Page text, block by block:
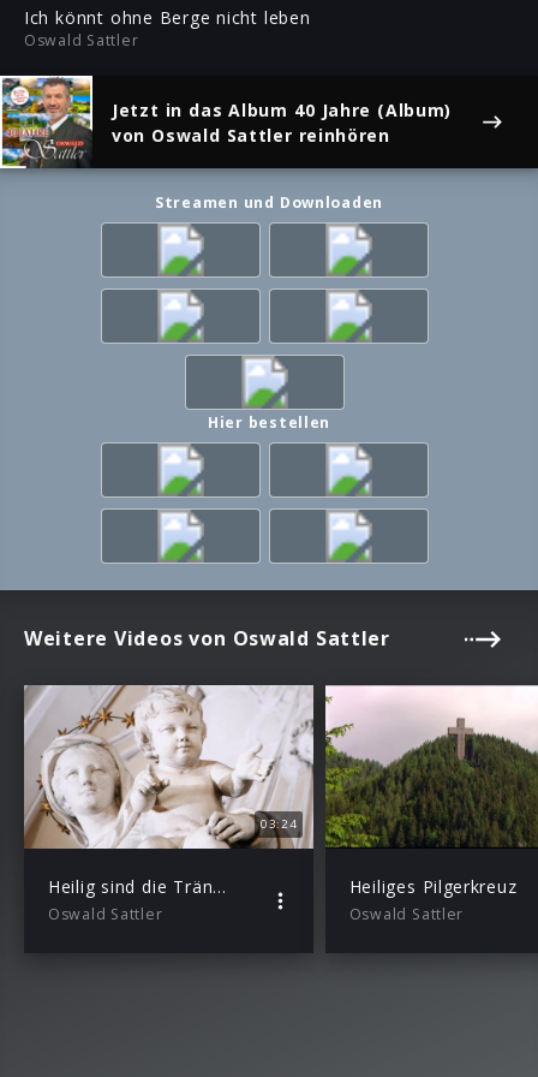
Ich könnt ohne Berge nicht leben
Oswald Sattler
Jetzt in das Album 40 Jahre (Album)
von Oswald Sattler reinhören
Streamen und Downloaden
Hier bestellen
Weitere Videos von Oswald Sattler
03:24
Heilig sind die Tränen
Oswald Sattler
Heiliges Pilgerkreuz
Oswald Sattler